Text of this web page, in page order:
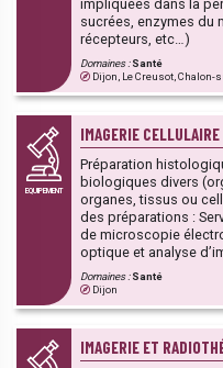
impliquées dans la
sucrées, enzymes du
récepteurs, etc…)
Domaines :Santé
Dijon, Le Creusot, Chalon-
EQUIPEMENT
IMAGERIE
Préparation
biologiques divers
organes, tissus ou
des préparations : Service d’histologie et cytologie, Service
de microscopie électronique, Service
optique et analyse
Domaines :Santé
Dijon
IMAGERIE ET